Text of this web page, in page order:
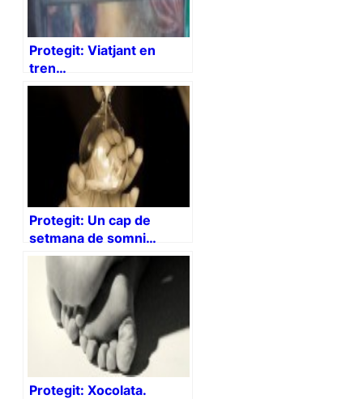
Protegit: Viatjant en
tren…
Protegit: Un cap de
setmana de somni…
Protegit: Xocolata.